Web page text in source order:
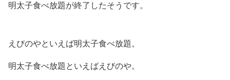
明太子食べ放題が終了したそうです。
えびのやといえば明太子食べ放題。
明太子食べ放題といえばえびのや。